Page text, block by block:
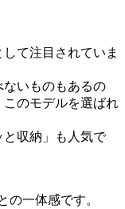
て注目されていま
いものもあるの
のモデルを選ばれ
と収納」も人気で
の一体感です。